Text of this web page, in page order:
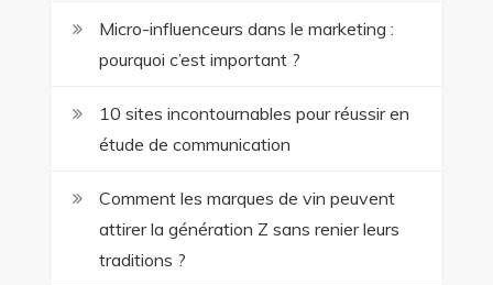
Micro-influenceurs dans le marketing :
pourquoi c’est important ?
10 sites incontournables pour réussir en
étude de communication
Comment les marques de vin peuvent
attirer la génération Z sans renier leurs
traditions ?